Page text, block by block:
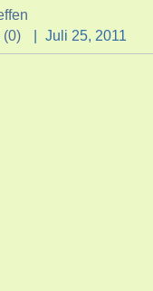
(0) Juli 25, 2011